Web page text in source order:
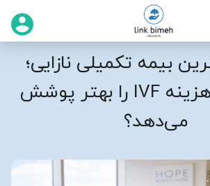
بیمه تکمیلی نازایی؛
IVFرا بهتر پوشش
می‌دهد؟